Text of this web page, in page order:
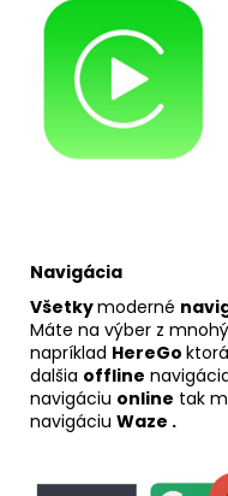
Navigácia
Všetkymoderné
Máte na výber z
napríklad HereGo ktorá
dalšia offline
navigáciu online tak
navigáciu Waze .